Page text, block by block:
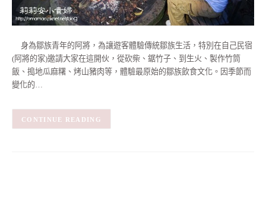
身為鄒族青年的阿將，為讓遊客體驗傳統鄒族生活，特別在自己民宿
(阿將的家)邀請大家在這開伙，從砍柴、鋸竹子、到生火、製作竹筒
飯、搗地瓜麻糬、烤山豬肉等，體驗最原始的鄒族飲食文化。因季節而
變化的…
CONTINUE READING